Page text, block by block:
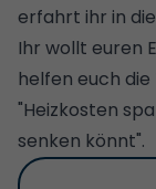
erfahrt ihr in
Ihr wollt euren
helfen euch
"Heizkosten
senken könnt".